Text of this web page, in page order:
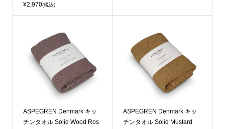
¥2,970(税込)
ASPEGREN Denmark キッ
チンタオル Solid Wood Ros
ASPEGREN Denmark キッ
チンタオル Solid Mustard